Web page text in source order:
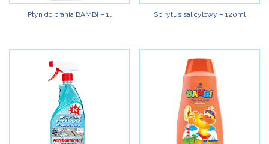
Płyn do prania BAMBI – 1l Spirytus salicylowy – 120ml